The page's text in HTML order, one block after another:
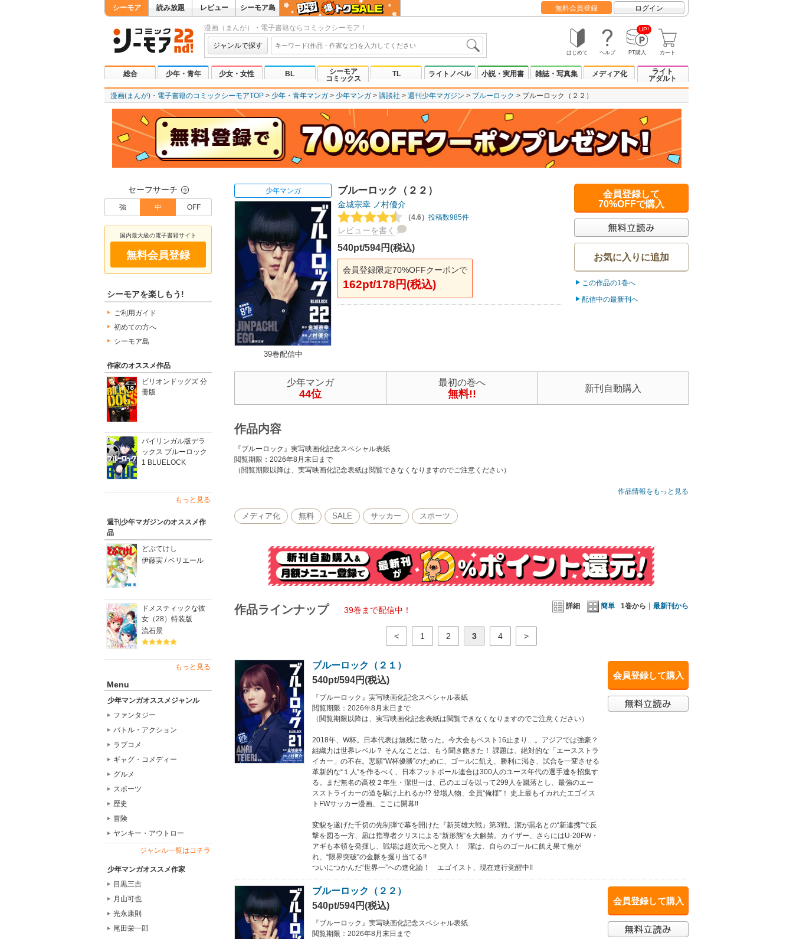
シーモア 読み放題 レビュー シーモア島 無料会員登録 ログイン
漫画（まんが）・電子書籍ならコミックシーモア！
ジャンルで探す
はじめて ヘルプ
UP!
PT購入 カート
総合 少年・青年 少女・女性 BL
シーモア
コミックス
TL ライトノベル 小説・実用書 雑誌・写真集 メディア化
ライト
アダルト
漫画(まんが)・電子書籍のコミックシーモアTOP 少年・青年マンガ 少年マンガ 講談社 週刊少年マガジン ブルーロック ブルーロック（２２）
セーフサーチ ？
強 中 OFF
国内最大級の電子書籍サイト
無料会員登録
シーモアを楽しもう!
ご利用ガイド
初めての方へ
シーモア島
作家のオススメ作品
ビリオンドッグズ 分
冊版
バイリンガル版デラ
ックス ブルーロック
1 BLUELOCK
もっと見る
週刊少年マガジンのオススメ作
品
どぶてけし
伊藤実 / ベリエール
ドメスティックな彼
女（28）特装版
流石景
もっと見る
Menu
少年マンガオススメジャンル
ファンタジー
バトル・アクション
ラブコメ
ギャグ・コメディー
グルメ
スポーツ
歴史
冒険
ヤンキー・アウトロー
ジャンル一覧はコチラ
少年マンガオススメ作家
目黒三吉
月山可也
光永康則
尾田栄一郎
少年マンガ
39巻配信中
ブルーロック（２２）
金城宗幸 ノ村優介
（4.6） 投稿数985件
レビューを書く
540pt/594円(税込)
会員登録限定70%OFFクーポンで
162pt/178円(税込)
会員登録して
70%OFFで購入
お気に入りに追加
この作品の1巻へ
配信中の最新刊へ
少年マンガ
44位
最初の巻へ
無料!! 新刊自動購入
作品内容
『ブルーロック』実写映画化記念スペシャル表紙
閲覧期限：2026年8月末日まで
（閲覧期限以降は、実写映画化記念表紙は閲覧できなくなりますのでご注意ください）
2018年、W杯。日本代表は無残に散った。今大会もベスト16止まり…。アジアでは強豪？ 組織力は世界レベル？ そんなことは、もう聞き飽き
人”を作るべく、日本フットボール連合は300人のユース年代の選手達を招集する。まだ無名の高校２年生・潔世一は、己のエゴを以って299人
を蹴落とし、最強のエースストライカーの道を駆け上れるか!? 登場人物、全員“俺様”！ 史上最もイカれたエゴイストFWサッカー漫画、ここに
エゴイズム千変万化！ カオスが極まるマンシャイン・C戦!!
逆転リードの『新英雄大戦』第３戦。カイザーに邪魔された潔は、己のゴールによる復讐を固く誓う！ 一方、玲王も新たに“独力”での進化を
決意。だがその矢先、“共闘”を持ちかける凪──。玲王・凪に起きた決定的変化が、戦場に未曽有の混沌を巻き起こすことに！ 進化の術は“超
越視界”の完全習得！ 全てを凌駕せよ、潔 世一!!
作品情報をもっと見る
メディア化 無料 SALE サッカー スポーツ
詳細 簡単 1巻から｜ 最新刊から
作品ラインナップ 39巻まで配信中！
< 1 2 3 4 >
会員登録して購入
ブルーロック（２１）
540pt/594円(税込)
『ブルーロック』実写映画化記念スペシャル表紙
閲覧期限：2026年8月末日まで
（閲覧期限以降は、実写映画化記念表紙は閲覧できなくなりますのでご注意ください）
2018年、W杯。日本代表は無残に散った。今大会もベスト16止まり…。アジアでは強豪？
組織力は世界レベル？ そんなことは、もう聞き飽きた！ 課題は、絶対的な「エースストラ
イカー」の不在。悲願“W杯優勝”のために、ゴールに飢え、勝利に渇き、試合を一変させる
革新的な“１人”を作るべく、日本フットボール連合は300人のユース年代の選手達を招集す
る。まだ無名の高校２年生・潔世一は、己のエゴを以って299人を蹴落とし、最強のエー
スストライカーの道を駆け上れるか!? 登場人物、全員“俺様”！ 史上最もイカれたエゴイス
トFWサッカー漫画、ここに開幕!!
変貌を遂げた千切の先制弾で幕を開けた『新英雄大戦』第3戦。潔が黒名との“新連携”で反
撃を図る一方、凪は指導者クリスによる“新形態”を大解禁。カイザー、さらにはU-20FW・
アギも本領を発揮し、戦場は超次元へと突入！ 潔は、自らのゴールに飢え果て焦が
れ、“限界突破”の金脈を掘り当てる!!
ついにつかんだ“世界一”への進化論！ エゴイスト、現在進行覚醒中!!
会員登録して購入
ブルーロック（２２）
540pt/594円(税込)
『ブルーロック』実写映画化記念スペシャル表紙
閲覧期限：2026年8月末日まで